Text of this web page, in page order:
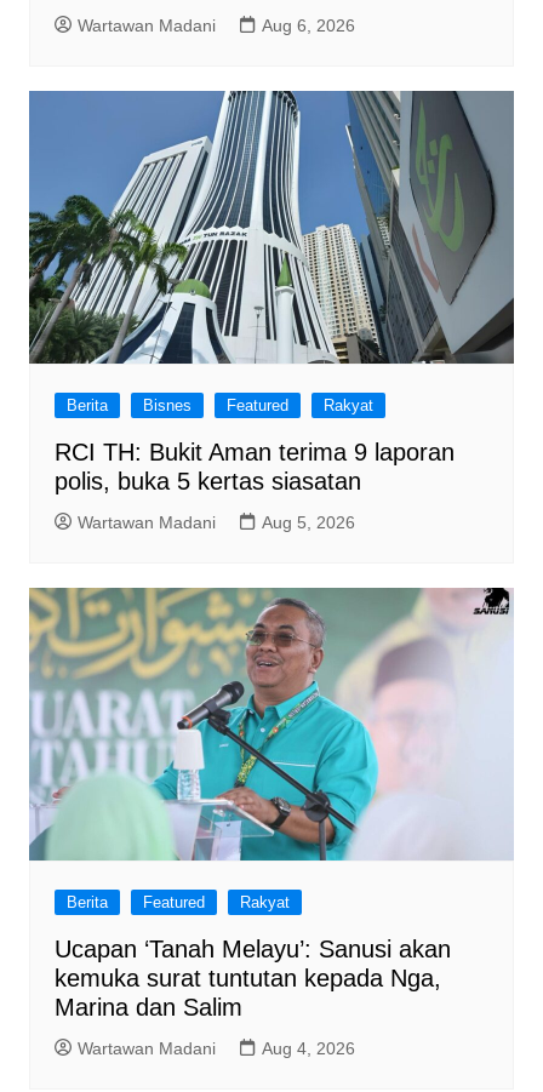
Wartawan Madani Aug 6, 2026
Berita Bisnes Featured Rakyat
RCI TH: Bukit Aman terima 9 laporan
polis, buka 5 kertas siasatan
Wartawan Madani Aug 5, 2026
Berita Featured Rakyat
Ucapan ‘Tanah Melayu’: Sanusi akan
kemuka surat tuntutan kepada Nga,
Marina dan Salim
Wartawan Madani Aug 4, 2026